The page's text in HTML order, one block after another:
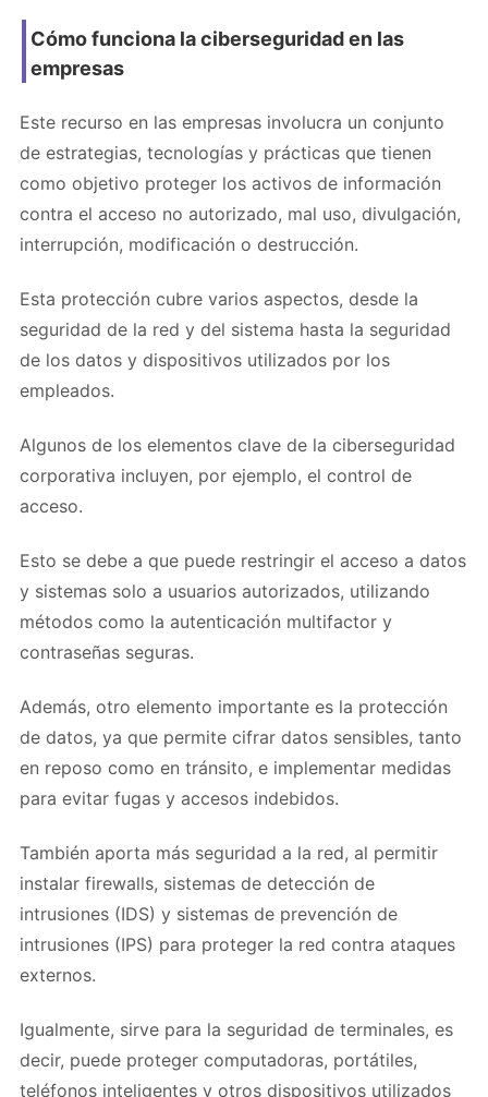
Cómo funciona la ciberseguridad en las
empresas
Este recurso en las empresas involucra un conjunto
de estrategias, tecnologías y prácticas que tienen
como objetivo proteger los activos de información
contra el acceso no autorizado, mal uso, divulgación,
interrupción, modificación o destrucción.
Esta protección cubre varios aspectos, desde la
seguridad de la red y del sistema hasta la seguridad
de los datos y dispositivos utilizados por los
empleados.
Algunos de los elementos clave de la ciberseguridad
corporativa incluyen, por ejemplo, el control de
acceso.
Esto se debe a que puede restringir el acceso a datos
y sistemas solo a usuarios autorizados, utilizando
métodos como la autenticación multifactor y
contraseñas seguras.
Además, otro elemento importante es la protección
de datos, ya que permite cifrar datos sensibles, tanto
en reposo como en tránsito, e implementar medidas
para evitar fugas y accesos indebidos.
También aporta más seguridad a la red, al permitir
instalar firewalls, sistemas de detección de
intrusiones (IDS) y sistemas de prevención de
intrusiones (IPS) para proteger la red contra ataques
externos.
Igualmente, sirve para la seguridad de terminales, es
decir, puede proteger computadoras, portátiles,
teléfonos inteligentes y otros dispositivos utilizados